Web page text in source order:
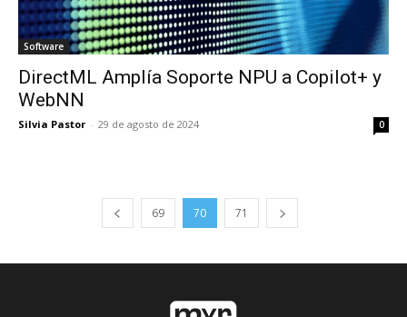
Software
DirectML Amplía Soporte NPU a Copilot+ y
WebNN
Silvia Pastor - 29 de agosto de 2024 0
69 70 71